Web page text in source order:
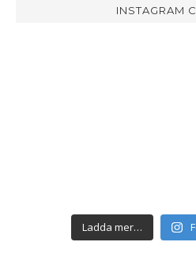
INSTAGRAM
Ladda mer…